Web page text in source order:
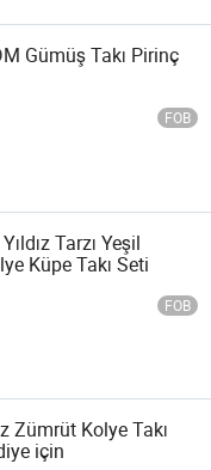
Gümüş Takı Pirinç
FOB
Tarzı Yeşil
Küpe Takı Seti
FOB
Zümrüt Kolye Takı
için